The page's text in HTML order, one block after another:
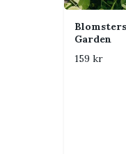
Garden
159 kr